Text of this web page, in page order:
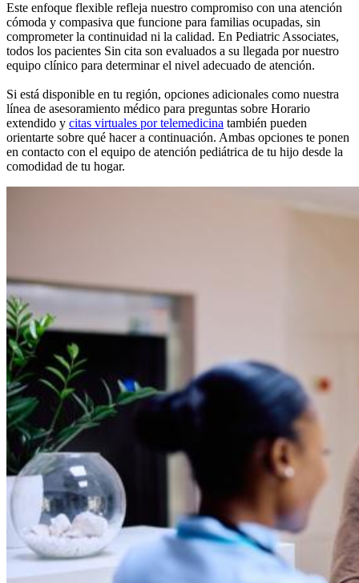
Este enfoque flexible refleja nuestro compromiso con una atención
cómoda y compasiva que funcione para familias ocupadas, sin
comprometer la continuidad ni la calidad. En Pediatric Associates,
todos los pacientes Sin cita son evaluados a su llegada por nuestro
equipo clínico para determinar el nivel adecuado de atención.
Si está disponible en tu región, opciones adicionales como nuestra
línea de asesoramiento médico para preguntas sobre Horario
extendido y citas virtuales por telemedicina también pueden
orientarte sobre qué hacer a continuación. Ambas opciones te ponen
en contacto con el equipo de atención pediátrica de tu hijo desde la
comodidad de tu hogar.